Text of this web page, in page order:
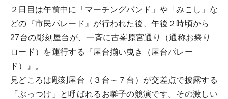
２日目は午前中に「マーチングバンド」や「みこし」な
どの『市民パレード』が行われた後、午後２時頃から
27台の彫刻屋台が、一斉に古峯原宮通り（通称お祭り
ロード）を運行する『屋台揃い曳き（屋台パレー
ド）』。
見どころは彫刻屋台（３台～７台）が交差点で披露する
「ぶっつけ」と呼ばれるお囃子の競演です。その激しい